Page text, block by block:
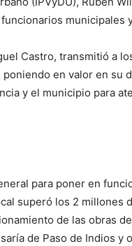
municipales
Castro, transmitió a
en valor en su
y el municipio para
para poner en
superó los 2 millones
de las obras
de Paso de Indios y